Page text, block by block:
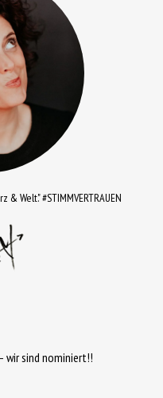
Welt." #STIMMVERTRAUEN
wir sind nominiert!!